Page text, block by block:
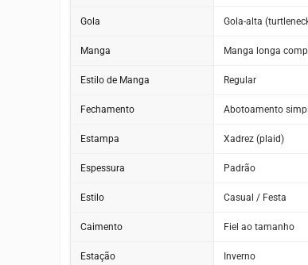
Gola Gola-alta
Manga Manga longa
Estilo de Manga Regular
Fechamento Abotoamento
Estampa Xadrez (plaid)
Espessura Padrão
Estilo Casual / Festa
Caimento Fiel ao tamanho
Estação Inverno